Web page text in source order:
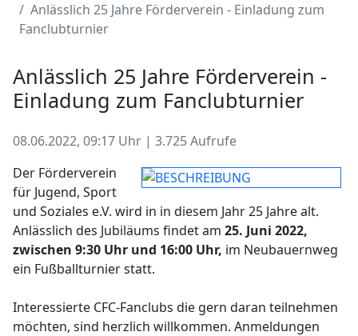
Anlässlich 25 Jahre Förderverein - Einladung zum
Fanclubturnier
Anlässlich 25 Jahre Förderverein -
Einladung zum Fanclubturnier
08.06.2022, 09:17 Uhr | 3.725 Aufrufe
Der Förderverein
für Jugend, Sport
und Soziales e.V. wird in in diesem Jahr 25 Jahre alt.
Anlässlich des Jubiläums findet am 25. Juni 2022,
zwischen 9:30 Uhr und 16:00 Uhr, im Neubauernweg
ein Fußballturnier statt.
Interessierte CFC-Fanclubs die gern daran teilnehmen
möchten, sind herzlich willkommen. Anmeldungen